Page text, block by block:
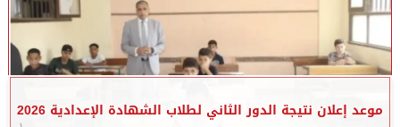
موعد إعلان نتيجة الدور الثاني لطلاب الشهادة الإعدادية 2026